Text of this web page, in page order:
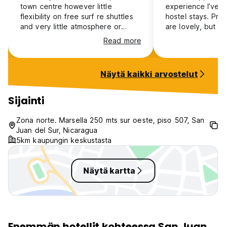
town centre however little
flexibility on free surf re shuttles
and very little atmosphere or
social space. Overpriced but a
nice experience for a few days
Read more
experience I’ve
hostel stays.
are lovely, but
the ceiling, the
you have a top
Room looks
one night and
responded to
what you get!!
Näytä kaikki arvostelut
Sijainti
Zona norte. Marsella 250 mts sur oeste, piso 507, San
Juan del Sur, Nicaragua
5km kaupungin keskustasta
Näytä kartta